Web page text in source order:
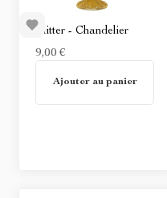
Glitter - Chandelier
9,00 €
Ajouter au panier